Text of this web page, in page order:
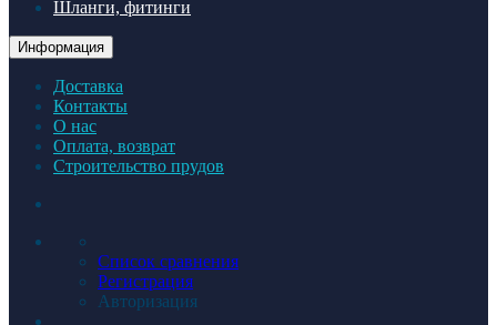
Шланги, фитинги
Информация
Доставка
Контакты
О нас
Оплата, возврат
Строительство прудов
Список сравнения
Регистрация
Авторизация